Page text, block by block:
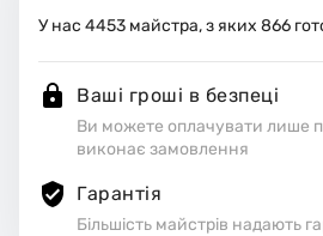
У нас 4453 майстра, з яких 866
Ваші гроші в безпеці
Ви можете оплачувати лише
виконає замовлення
Гарантія
Більшість майстрів надають